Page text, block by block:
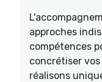
approches
compétences
concrétiser
réalisons